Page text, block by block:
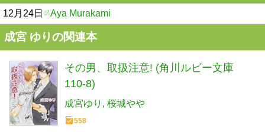
12月24日 Aya Murakami
成宮 ゆりの関連本
その男、取扱注意! (角川ルビー文庫
110-8)
成宮ゆり 桜城やや
558